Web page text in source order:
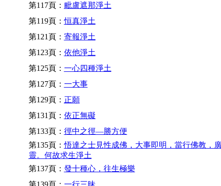
第117頁： 毗盧遮那淨土
第119頁：恒真淨土
第121頁： 寄報淨土
第123頁： 依他淨土
第125頁： 一心四種淨土
第127頁： 一大事
第129頁： 正願
第131頁： 依正無礙
第133頁： 徑中之徑—勝方便
第135頁：悟達之士見性成佛，大事即明，當行佛教，
靈。何故求生淨土
第137頁： 發十種心，往生極樂
第139頁： 一行三昧